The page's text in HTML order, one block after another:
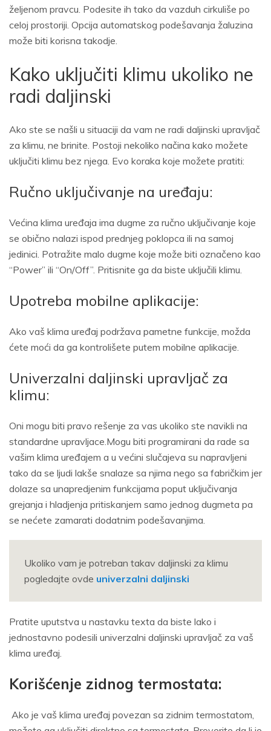
željenom pravcu. Podesite ih tako da vazduh cirkuliše po
celoj prostoriji. Opcija automatskog podešavanja žaluzina
može biti korisna takodje.
Kako uključiti klimu ukoliko ne
radi daljinski
Ako ste se našli u situaciji da vam ne radi daljinski upravljač
za klimu, ne brinite. Postoji nekoliko načina kako možete
uključiti klimu bez njega. Evo koraka koje možete pratiti:
Ručno uključivanje na uređaju:
Većina klima uređaja ima dugme za ručno uključivanje koje
se obično nalazi ispod prednjeg poklopca ili na samoj
jedinici. Potražite malo dugme koje može biti označeno kao
“Power” ili “On/Off”. Pritisnite ga da biste uključili klimu.
Upotreba mobilne aplikacije:
Ako vaš klima uređaj podržava pametne funkcije, možda
ćete moći da ga kontrolišete putem mobilne aplikacije.
Univerzalni daljinski upravljač za
klimu:
Oni mogu biti pravo rešenje za vas ukoliko ste navikli na
standardne upravljace.Mogu biti programirani da rade sa
vašim klima uređajem a u većini slučajeva su napravljeni
tako da se ljudi lakše snalaze sa njima nego sa fabričkim jer
dolaze sa unapredjenim funkcijama poput uključivanja
grejanja i hladjenja pritiskanjem samo jednog dugmeta pa
se nećete zamarati dodatnim podešavanjima.
Ukoliko vam je potreban takav daljinski za klimu
pogledajte ovde univerzalni daljinski
Pratite uputstva u nastavku texta da biste lako i
jednostavno podesili univerzalni daljinski upravljač za vaš
klima uređaj.
Korišćenje zidnog termostata:
Ako je vaš klima uređaj povezan sa zidnim termostatom,